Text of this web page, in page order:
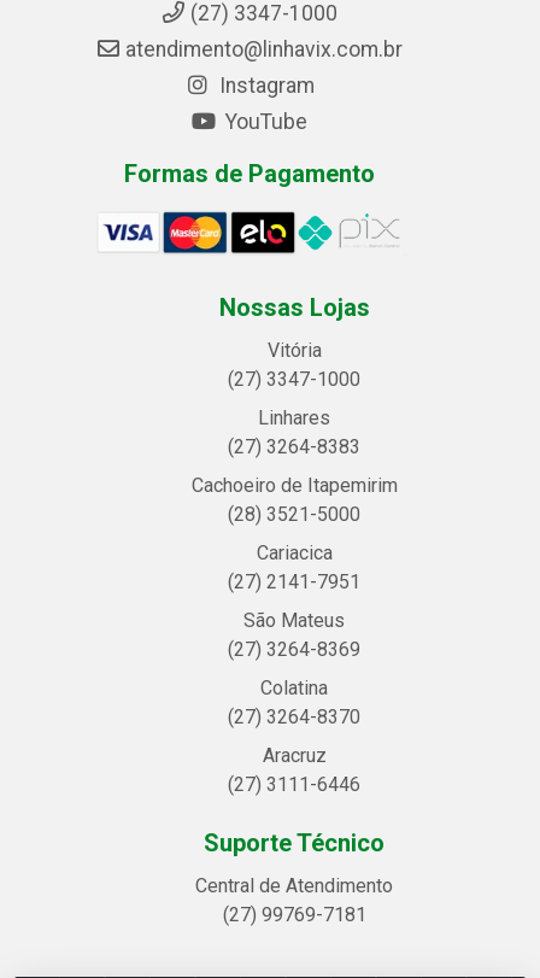
(27) 3347-1000
atendimento@linhavix.com.br
Instagram
YouTube
Formas de Pagamento
Nossas Lojas
Vitória
(27) 3347-1000
Linhares
(27) 3264-8383
Cachoeiro de Itapemirim
(28) 3521-5000
Cariacica
(27) 2141-7951
São Mateus
(27) 3264-8369
Colatina
(27) 3264-8370
Aracruz
(27) 3111-6446
Suporte Técnico
Central de Atendimento
(27) 99769-7181